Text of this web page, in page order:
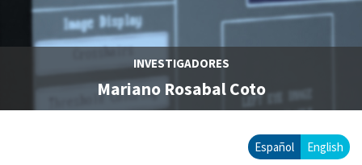
INVESTIGADORES
Mariano Rosabal Coto
Español English